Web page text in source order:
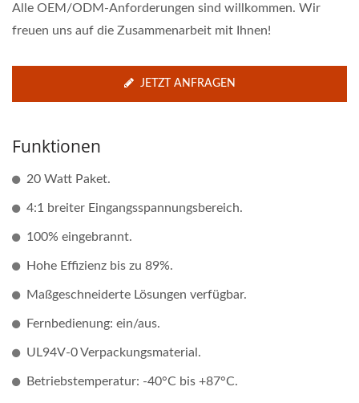
Alle OEM/ODM-Anforderungen sind willkommen. Wir
freuen uns auf die Zusammenarbeit mit Ihnen!
JETZT ANFRAGEN
Funktionen
20 Watt Paket.
4:1 breiter Eingangsspannungsbereich.
100% eingebrannt.
Hohe Effizienz bis zu 89%.
Maßgeschneiderte Lösungen verfügbar.
Fernbedienung: ein/aus.
UL94V-0 Verpackungsmaterial.
Betriebstemperatur: -40°C bis +87°C.